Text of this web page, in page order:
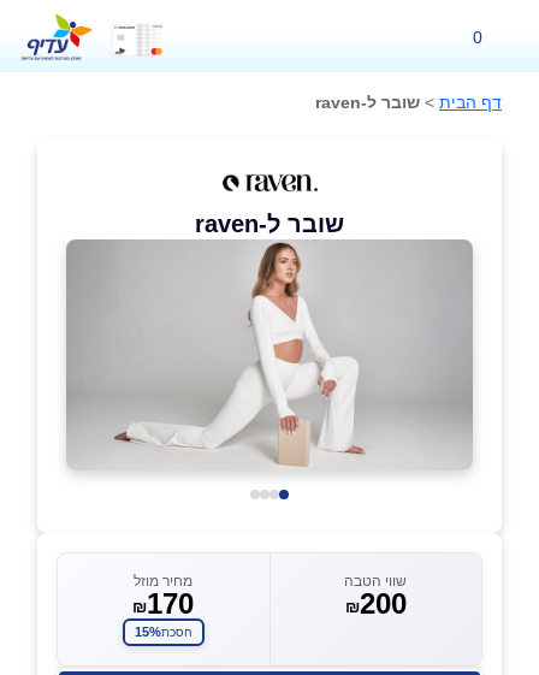
0
דף הבית > שובר ל-raven
שובר ל-raven
שווי הטבה
₪200
מחיר מוזל
₪170
חסכת15%